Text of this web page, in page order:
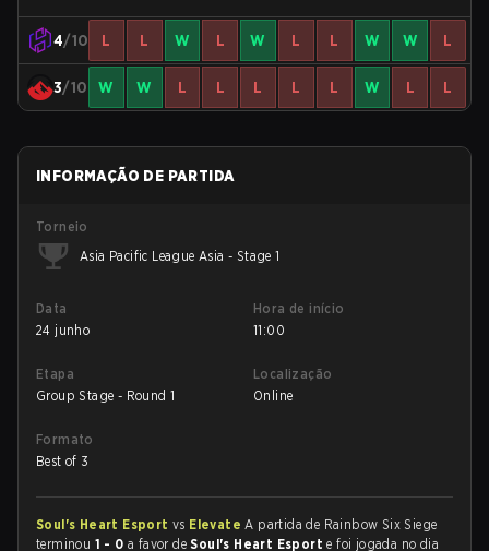
4/10 L L W L W L L W W L
3/10 W W L L L L L W L L
INFORMAÇÃO DE PARTIDA
Torneio
Asia Pacific League Asia - Stage 1
Data
24 junho
Hora de início
11:00
Etapa
Group Stage - Round 1
Localização
Online
Formato
Best of 3
Soul's Heart Esport vs ElevateA partida de Rainbow Six Siege
terminou 1 - 0 a favor deSoul's Heart Esporte foi jogada no dia